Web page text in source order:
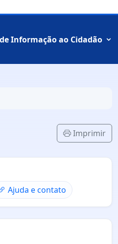
de Informação ao Cidadão
Imprimir
Ajuda e contato